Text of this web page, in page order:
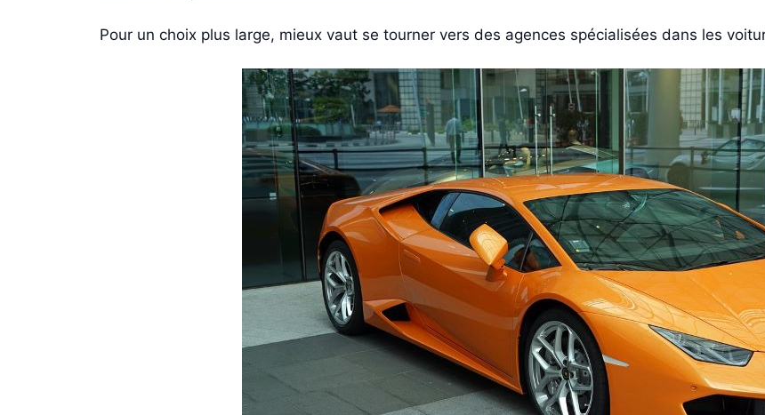
Pour un choix plus large, mieux vaut se tourner vers des agences spécialisées dans les